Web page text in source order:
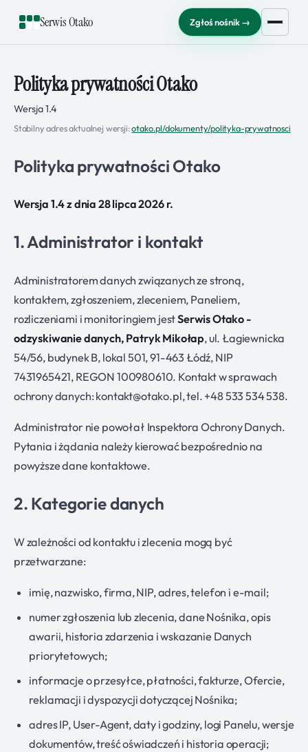
Serwis Otako Zgłoś nośnik →
Polityka prywatności Otako
Wersja 1.4
Stabilny adres aktualnej wersji:otako.pl/dokumenty/polityka-prywatnosci
Polityka prywatności Otako
Wersja 1.4 z dnia 28 lipca 2026 r.
1. Administrator i kontakt
Administratorem danych związanych ze stroną,
kontaktem, zgłoszeniem, zleceniem, Paneliem,
rozliczeniami i monitoringiem jestSerwis Otako -
odzyskiwanie danych, Patryk Mikołap, ul. Łagiewnicka
54/56, budynek B, lokal 501, 91-463 Łódź, NIP
7431965421, REGON 100980610. Kontakt w sprawach
ochrony danych: kontakt@otako.pl, tel. +48 533 534 538.
Administrator nie powołał Inspektora Ochrony Danych.
Pytania i żądania należy kierować bezpośrednio na
powyższe dane kontaktowe.
2. Kategorie danych
W zależności od kontaktu i zlecenia mogą być
przetwarzane:
imię, nazwisko, firma, NIP, adres, telefon i e-mail;
numer zgłoszenia lub zlecenia, dane Nośnika, opis
awarii, historia zdarzenia i wskazanie Danych
priorytetowych;
informacje o przesyłce, płatności, fakturze, Ofercie,
reklamacji i dyspozycji dotyczącej Nośnika;
adres IP, User-Agent, daty i godziny, logi Panelu, wersje
dokumentów, treść oświadczeń i historia operacji;